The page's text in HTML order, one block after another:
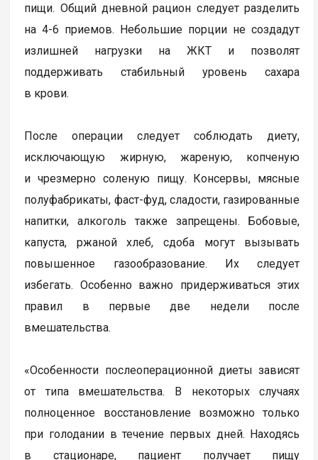
пищи. Общий дневной рацион следует разделить
на 4-6 приемов. Небольшие порции не создадут
излишней нагрузки на ЖКТ и позволят
поддерживать стабильный уровень сахара
в крови.
После операции следует соблюдать диету,
исключающую жирную, жареную, копченую
и чрезмерно соленую пищу. Консервы, мясные
полуфабрикаты, фаст-фуд, сладости, газированные
напитки, алкоголь также запрещены. Бобовые,
капуста, ржаной хлеб, сдоба могут вызывать
повышенное газообразование. Их следует
избегать. Особенно важно придерживаться этих
правил в первые две недели после
вмешательства.
«Особенности послеоперационной диеты зависят
от типа вмешательства. В некоторых случаях
полноценное восстановление возможно только
при голодании в течение первых дней. Находясь
в стационаре, пациент получает пищу